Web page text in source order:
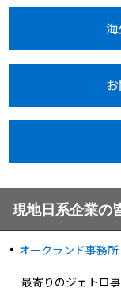
現地日系企業の
オークランド事務所
最寄りのジェトロ